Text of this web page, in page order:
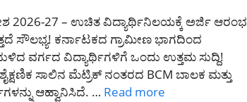
2026-27 – ಉಚಿತ ವಿದ್ಯಾರ್ಥಿನಿಲಯಕ್ಕೆ ಅರ್ಜಿ ಆರಂಭ
ಸೌಲಭ್ಯ! ಕರ್ನಾಟಕದ ಗ್ರಾಮೀಣ ಭಾಗದಿಂದ
ವರ್ಗದ ವಿದ್ಯಾರ್ಥಿಗಳಿಗೆ ಒಂದು ಉತ್ತಮ ಸುದ್ದಿ!
ಸಾಲಿನ ಮೆಟ್ರಿಕ್ ನಂತರದ BCM ಬಾಲಕ ಮತ್ತು
ಆಹ್ವಾನಿಸಿದೆ. … Read more